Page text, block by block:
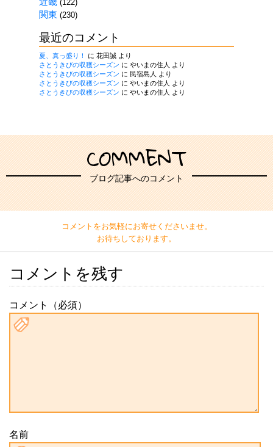
(122)
関東 (230)
最近のコメント
夏、真っ盛り！ に 花田誠より
さとうきびの収穫シーズン に やいまの住人
より
さとうきびの収穫シーズン に 民宿島人
より
さとうきびの収穫シーズン に やいまの住人
より
さとうきびの収穫シーズン に やいまの住人 より
COMMENT
ブログ記事へのコメント
コメントをお気軽にお寄せくださいませ。
お待ちしております。
コメントを残す
コメント（必須）
名前